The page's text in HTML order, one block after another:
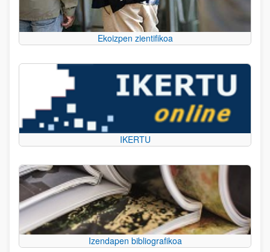
Ekoizpen zientifikoa
IKERTU
Izendapen bibliografikoa